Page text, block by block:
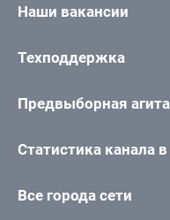
Наши вакансии
Техподдержка
Предвыборная
Статистика канала
Все города сети